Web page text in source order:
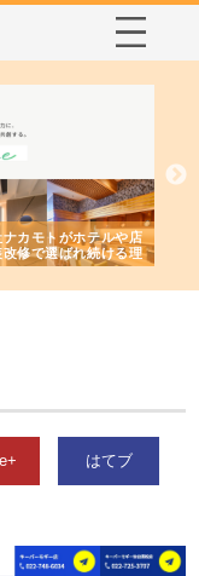
ナカモトがホテルや店
改修で選ばれ続ける理
はてブ